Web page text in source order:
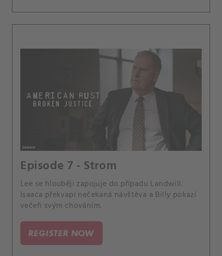
Episode 7 - Strom
Lee se hlouběji zapojuje do případu Landwill.
Isaaca překvapí nečekaná návštěva a Billy pokazí
večeři svým chováním.
REGISTER NOW